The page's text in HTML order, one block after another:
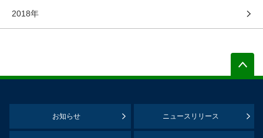
2018年
お知らせ ニュースリリース